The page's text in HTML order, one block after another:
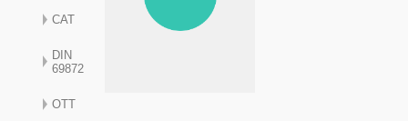
CAT
DIN
69872
OTT